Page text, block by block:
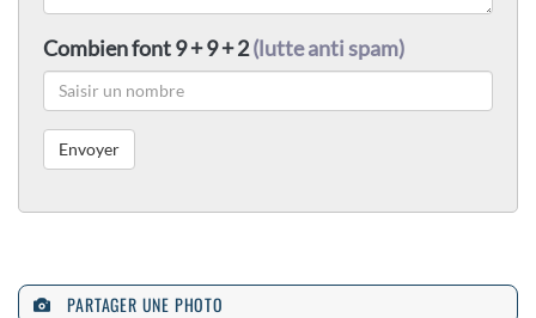
Combien font 9 + 9 + 2(lutte anti spam)
PARTAGER UNE PHOTO